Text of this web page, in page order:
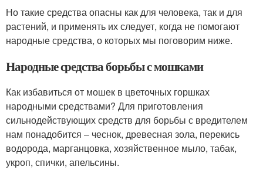
Но такие средства опасны как для человека, так и для
растений, и применять их следует, когда не помогают
народные средства, о которых мы поговорим ниже.
Народные средства борьбы с мошками
Как избавиться от мошек в цветочных горшках
народными средствами? Для приготовления
сильнодействующих средств для борьбы с вредителем
нам понадобится – чеснок, древесная зола, перекись
водорода, марганцовка, хозяйственное мыло, табак,
укроп, спички, апельсины.